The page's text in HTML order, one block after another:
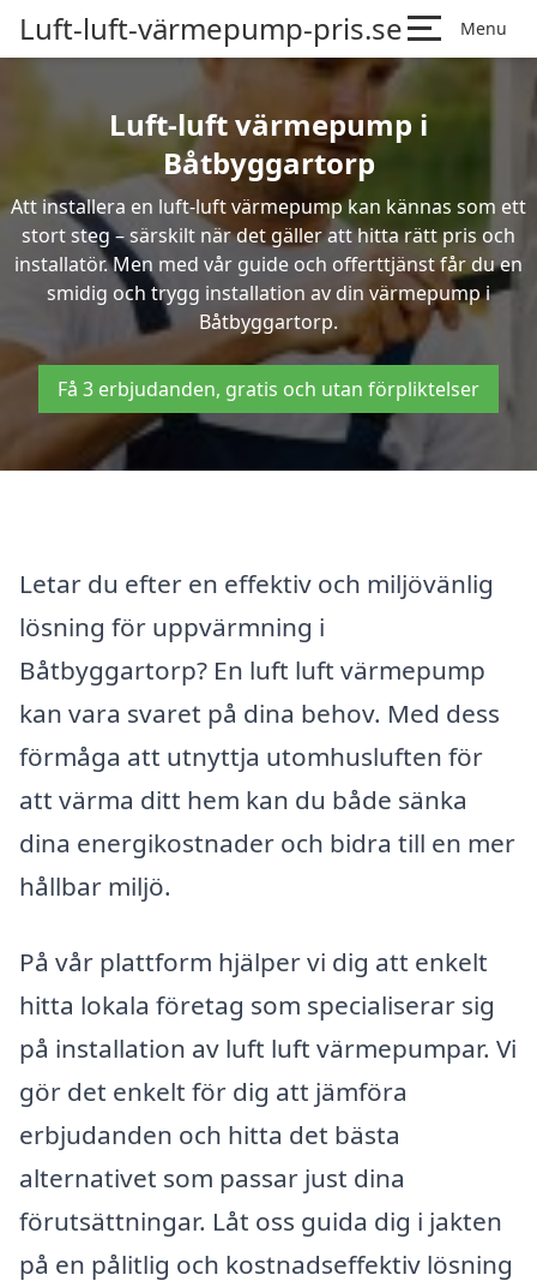
Luft-luft-värmepump-pris.se Menu
Luft-luft värmepump i
Båtbyggartorp
Att installera en luft-luft värmepump kan kännas som ett
stort steg – särskilt när det gäller att hitta rätt pris och
installatör. Men med vår guide och offerttjänst får du en
smidig och trygg installation av din värmepump i
Båtbyggartorp.
Få 3 erbjudanden, gratis och utan förpliktelser
Letar du efter en effektiv och miljövänlig
lösning för uppvärmning i
Båtbyggartorp? En luft luft värmepump
kan vara svaret på dina behov. Med dess
förmåga att utnyttja utomhusluften för
att värma ditt hem kan du både sänka
dina energikostnader och bidra till en mer
hållbar miljö.
På vår plattform hjälper vi dig att enkelt
hitta lokala företag som specialiserar sig
på installation av luft luft värmepumpar. Vi
gör det enkelt för dig att jämföra
erbjudanden och hitta det bästa
alternativet som passar just dina
förutsättningar. Låt oss guida dig i jakten
på en pålitlig och kostnadseffektiv lösning